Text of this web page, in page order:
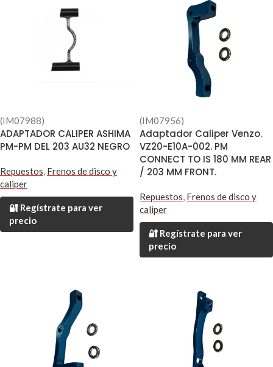
(IM07988)
ADAPTADOR CALIPER ASHIMA
PM-PM DEL 203 AU32 NEGRO
Repuestos, Frenos de disco y
caliper
🔐 Regístrate para ver
precio
(IM07956)
Adaptador Caliper Venzo.
VZ20-E10A-002. PM
CONNECT TO IS 180 MM REAR
/ 203 MM FRONT.
Repuestos, Frenos de disco y
caliper
🔐 Regístrate para ver
precio